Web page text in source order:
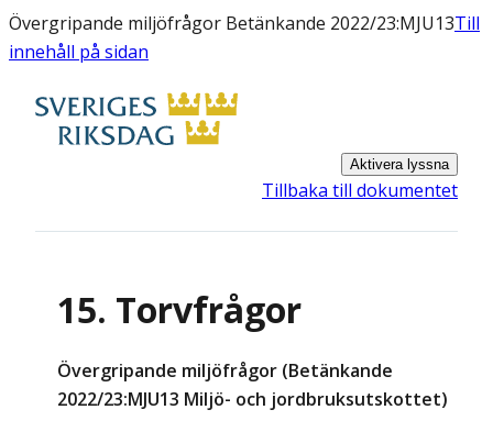
Övergripande miljöfrågor Betänkande 2022/23:MJU13Till
innehåll på sidan
Aktivera lyssna
Tillbaka till dokumentet
15. Torvfrågor
Övergripande miljöfrågor (Betänkande
2022/23:MJU13 Miljö- och jordbruksutskottet)